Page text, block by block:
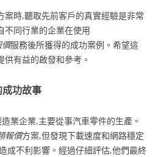
案時,聽取先前客戶的真實經驗是非常
不同行業的企業在使用
價服務後所獲得的成功案例。希望這
有益的啟發和參考。
功故事
業企業,主要從事汽車零件的生產。
報價方案,但發現下載速度和網路穩定
成不利影響。經過仔細評估,他們最終